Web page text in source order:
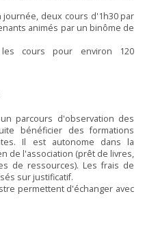
deux cours d'1h30 par
animés par un binôme de
cours pour environ 120
parcours d'observation des
bénéficier des formations
Il est autonome dans la
de l'association (prêt de livres,
de ressources). Les frais de
sur justificatif.
permettent d'échanger avec